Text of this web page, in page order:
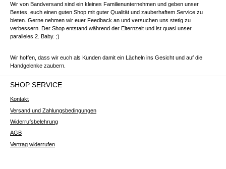
Wir von Bandversand sind ein kleines Familienunternehmen und geben unser
Bestes, euch einen guten Shop mit guter Qualität und zauberhaftem Service zu
bieten. Gerne nehmen wir euer Feedback an und versuchen uns stetig zu
verbessern. Der Shop entstand während der Elternzeit und ist quasi unser
paralleles 2. Baby. ;)
Wir hoffen, dass wir euch als Kunden damit ein Lächeln ins Gesicht und auf die
Handgelenke zaubern.
SHOP SERVICE
Kontakt
Versand und Zahlungsbedingungen
Widerrufsbelehrung
AGB
Vertrag widerrufen